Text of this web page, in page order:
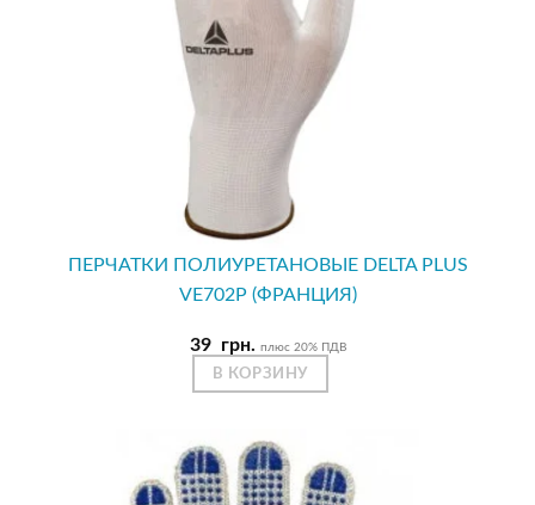
ПЕРЧАТКИ ПОЛИУРЕТАНОВЫЕ DELTA PLUS
VE702P (ФРАНЦИЯ)
39 грн. плюс 20% ПДВ
В КОРЗИНУ